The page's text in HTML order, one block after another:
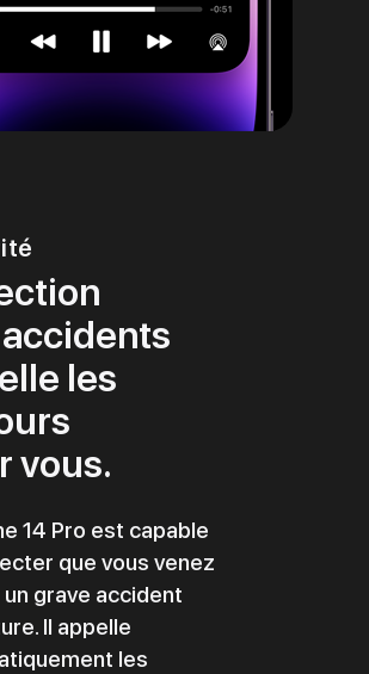
les
vous.
14 Pro est capable
que vous venez
un grave accident
Il appelle
les